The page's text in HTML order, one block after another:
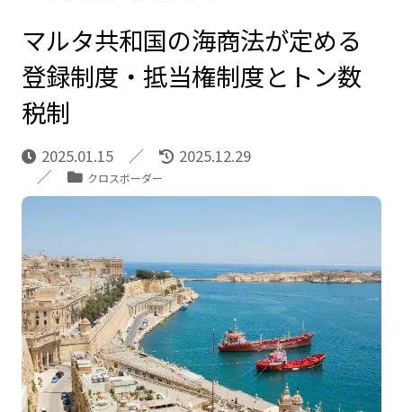
マルタ共和国の海商法が定める
登録制度・抵当権制度とトン数
税制
2025.01.15 2025.12.29
クロスボーダー